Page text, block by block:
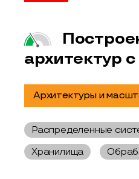
архитектур
Архитектуры и
Распределенные
Хранилища